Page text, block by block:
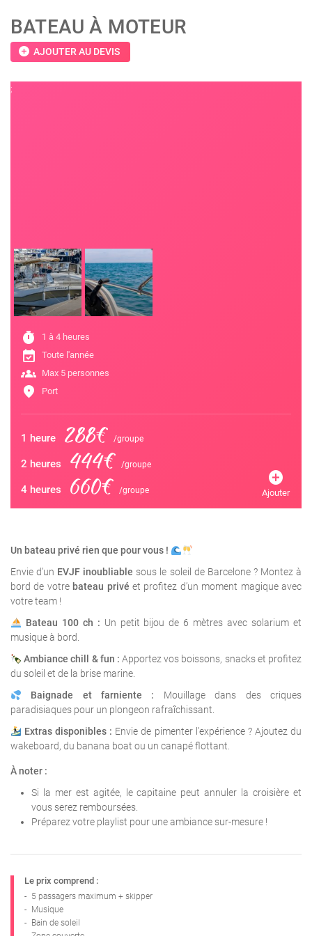
BATEAU À MOTEUR
add_circle AJOUTER AU DEVIS
;
timer 1 à 4 heures
event_available Toute l'année
groups Max 5 personnes
location_on Port
1 heure 288€ /groupe
2 heures 444€ /groupe
4 heures 660€ /groupe
add_circle
Ajouter
Un bateau privé rien que pour vous !
Envie d’un EVJF inoubliable sous le soleil de Barcelone ? Montez à
bord de votre bateau privé et profitez d’un moment magique avec
votre team !
Bateau 100 ch : Un petit bijou de 6 mètres avec solarium et
musique à bord.
Ambiance chill & fun : Apportez vos boissons, snacks et profitez
du soleil et de la brise marine.
Baignade et farniente : Mouillage dans des criques
paradisiaques pour un plongeon rafraîchissant.
Extras disponibles : Envie de pimenter l’expérience ? Ajoutez du
wakeboard, du banana boat ou un canapé flottant.
À noter :
Si la mer est agitée, le capitaine peut annuler la croisière et
vous serez remboursées.
Préparez votre playlist pour une ambiance sur-mesure !
Le prix comprend :
- 5 passagers maximum + skipper
- Musique
- Bain de soleil